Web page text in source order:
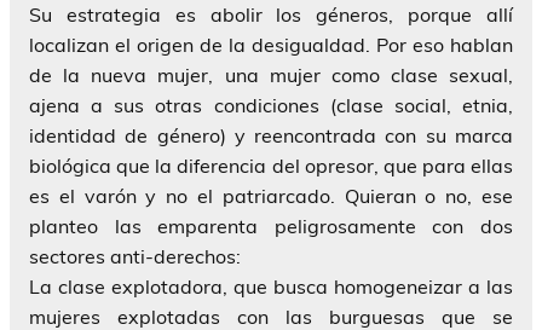
Su estrategia es abolir los géneros, porque allí
localizan el origen de la desigualdad. Por eso hablan
de la nueva mujer, una mujer como clase sexual,
ajena a sus otras condiciones (clase social, etnia,
identidad de género) y reencontrada con su marca
biológica que la diferencia del opresor, que para ellas
es el varón y no el patriarcado. Quieran o no, ese
planteo las emparenta peligrosamente con dos
sectores anti-derechos:
La clase explotadora, que busca homogeneizar a las
mujeres explotadas con las burguesas que se